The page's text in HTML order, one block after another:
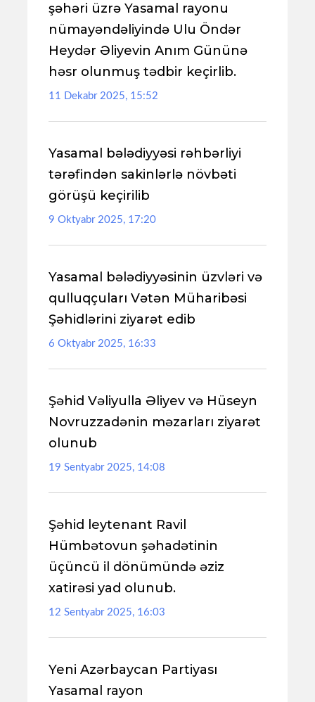
şəhəri üzrə Yasamal rayonu
nümayəndəliyində Ulu Öndər
Heydər Əliyevin Anım Gününə
həsr olunmuş tədbir keçirlib.
11 Dekabr 2025, 15:52
Yasamal bələdiyyəsi rəhbərliyi
tərəfindən sakinlərlə növbəti
görüşü keçirilib
9 Oktyabr 2025, 17:20
Yasamal bələdiyyəsinin üzvləri və
qulluqçuları Vətən Müharibəsi
Şəhidlərini ziyarət edib
6 Oktyabr 2025, 16:33
Şəhid Vəliyulla Əliyev və Hüseyn
Novruzzadənin məzarları ziyarət
olunub
19 Sentyabr 2025, 14:08
Şəhid leytenant Ravil
Hümbətovun şəhadətinin
üçüncü il dönümündə əziz
xatirəsi yad olunub.
12 Sentyabr 2025, 16:03
Yeni Azərbaycan Partiyası
Yasamal rayon